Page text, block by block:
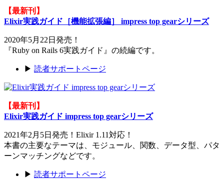
【最新刊】
Elixir実践ガイド［機能拡張編］ impress top gearシリーズ
2020年5月22日発売！
『Ruby on Rails 6実践ガイド』の続編です。
▶ 読者サポートページ
【最新刊】
Elixir実践ガイド impress top gearシリーズ
2021年2月5日発売！Elixir 1.11対応！
本書の主要なテーマは、モジュール、関数、データ型、パタ
ーンマッチングなどです。
▶ 読者サポートページ